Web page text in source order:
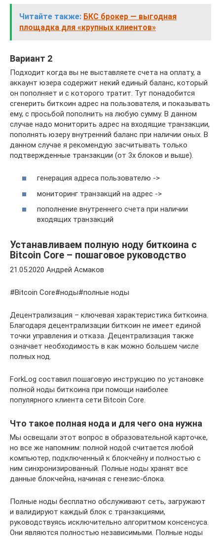
Читайте также: БКС брокер — выгодная
площадка для «крупных клиентов»
Вариант 2
Подходит когда вы не выставляете счета на оплату, а
аккаунт юзера содержит некий единый баланс, который
он пополняет и с которого тратит. Тут понадобится
сгенерить биткоин адрес на пользователя, и показывать
ему, с просьбой пополнить на любую сумму. В данном
случае надо мониторить адрес на входящие транзакции,
пополнять юзеру внутренний баланс при наличии оных. В
данном случае я рекомендую засчитывать только
подтвержденные транзакции (от 3х блоков и выше).
генерация адреса пользователю ->
мониторинг транзакций на адрес ->
пополнение внутреннего счета при наличии
входящих транзакций
Устанавливаем полную ноду биткоина с
Bitcoin Core – пошаговое руководство
21.05.2020 Андрей Асмаков
#Bitcoin Core#ноды#полные ноды
Децентрализация – ключевая характеристика биткоина.
Благодаря децентрализации биткоин не имеет единой
точки управления и отказа. Децентрализация также
означает необходимость в как можно большем числе
полных нод.
ForkLog составил пошаговую инструкцию по установке
полной ноды биткоина при помощи наиболее
популярного клиента сети Bitcoin Core.
Что такое полная нода и для чего она нужна
Мы освещали этот вопрос в образовательной карточке,
но все же напомним: полной нодой считается любой
компьютер, подключенный к блокчейну и полностью с
ним синхронизированный. Полные ноды хранят все
данные блокчейна, начиная с генезис-блока.
Полные ноды бесплатно обслуживают сеть, загружают
и валидируют каждый блок с транзакциями,
руководствуясь исключительно алгоритмом консенсуса.
Они являются полностью независимыми. Полные ноды